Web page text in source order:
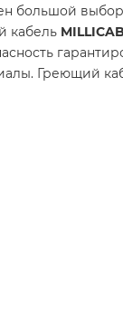
большой
кабель
Греющий